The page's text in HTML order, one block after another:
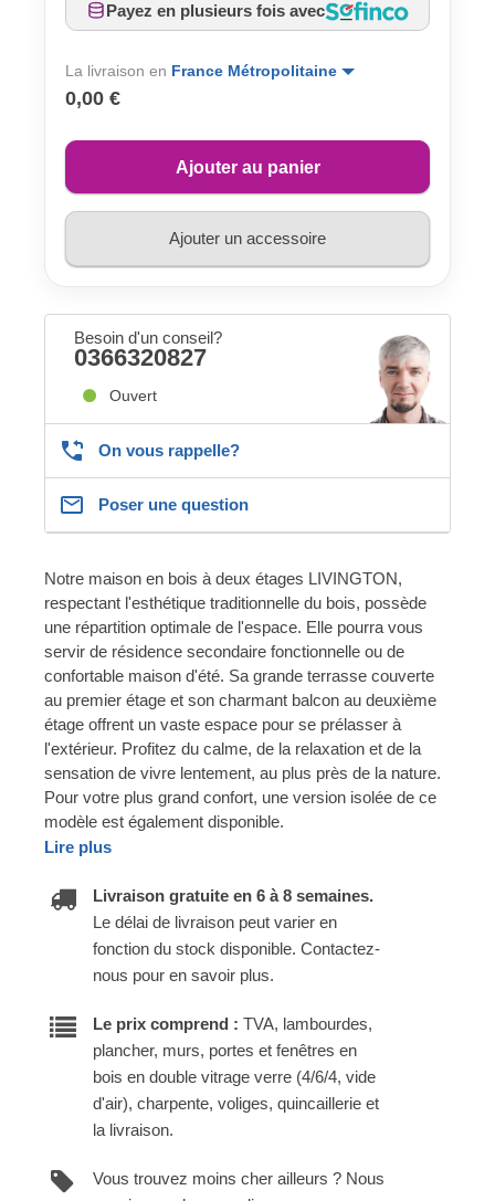
Payez en plusieurs fois avec
La livraison en France Métropolitaine
0,00 €
Ajouter au panier
Ajouter un accessoire
Besoin d'un conseil?
0366320827
Ouvert
On vous rappelle?
Poser une question
Notre maison en bois à deux étages LIVINGTON,
respectant l'esthétique traditionnelle du bois, possède
une répartition optimale de l'espace. Elle pourra vous
servir de résidence secondaire fonctionnelle ou de
confortable maison d'été. Sa grande terrasse couverte
au premier étage et son charmant balcon au deuxième
étage offrent un vaste espace pour se prélasser à
l'extérieur. Profitez du calme, de la relaxation et de la
sensation de vivre lentement, au plus près de la nature.
Pour votre plus grand confort, une version isolée de ce
modèle est également disponible.
Lire plus
Livraison gratuite en 6 à 8 semaines.
Le délai de livraison peut varier en
fonction du stock disponible. Contactez-
nous pour en savoir plus.
Le prix comprend : TVA, lambourdes,
plancher, murs, portes et fenêtres en
bois en double vitrage verre (4/6/4, vide
d'air), charpente, voliges, quincaillerie et
la livraison.
Vous trouvez moins cher ailleurs ? Nous